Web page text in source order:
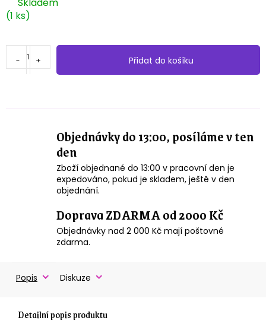
cena:
(1 ks)
Přidat do košíku
Objednávky do 13:00, posíláme v ten
den
Zboží objednané do 13:00 v pracovní den je
expedováno, pokud je skladem, ještě v den
objednání.
Doprava ZDARMA od 2000 Kč
Objednávky nad 2 000 Kč mají poštovné
zdarma.
Popis Diskuze
Detailní popis produktu